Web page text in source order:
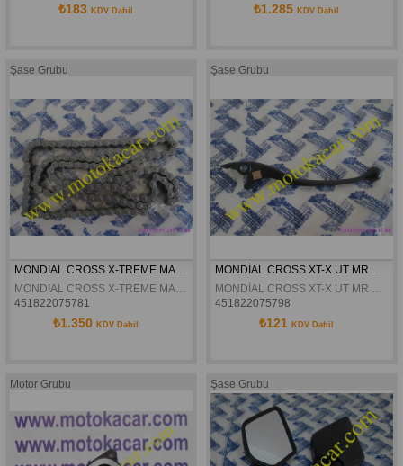
₺183 KDV Dahil ₺1.285 KDV Dahil
Şase Grubu
MONDIAL CROSS X-TREME MAX ZINIR 428H 130L ORJiINAL
MONDIAL CROSS X-TREME MAX ZINIR 428H 130L ORJiINAL
451822075781
₺1.350 KDV Dahil
Şase Grubu
451822075798
₺121 KDV Dahil
Motor Grubu Şase Grubu